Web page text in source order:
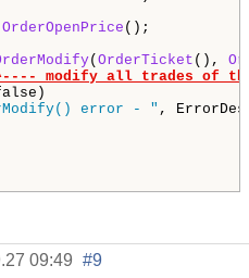
OrderOpenPrice ();
( OrderTicket (),
error - " ,
09:49 #9